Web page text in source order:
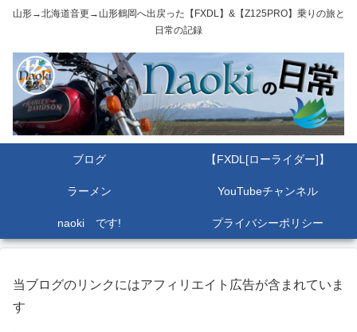
山形→北海道音更→山形鶴岡へ出戻った【FXDL】&【Z125PRO】乗りの旅と
日常の記録
ブログ 【FXDL[ローライダー]】
ラーメン YouTubeチャンネル
naoki です! プライバシーポリシー
当ブログのリンクにはアフィリエイト広告が含まれていま
す